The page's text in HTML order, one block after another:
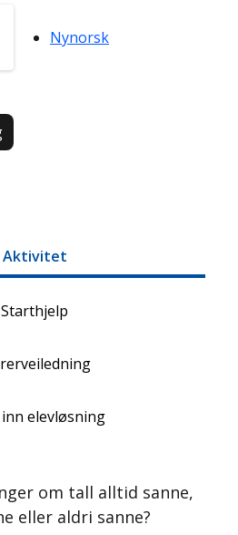
Nynorsk
Aktivitet
Starthjelp
inn elevløsning
om tall alltid sanne,
eller aldri sanne?